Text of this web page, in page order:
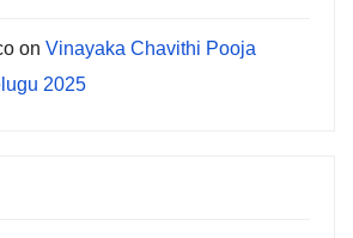
on Vinayaka Chavithi Pooja
2025